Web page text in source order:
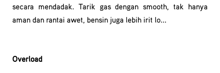
secara mendadak. Tarik gas dengan smooth, tak hanya
aman dan rantai awet, bensin juga lebih irit lo...
Overload